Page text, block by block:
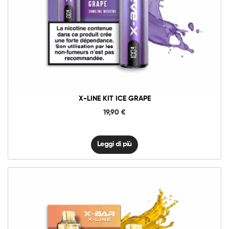
X-LINE KIT ICE GRAPE
19,90 €
Leggi di più